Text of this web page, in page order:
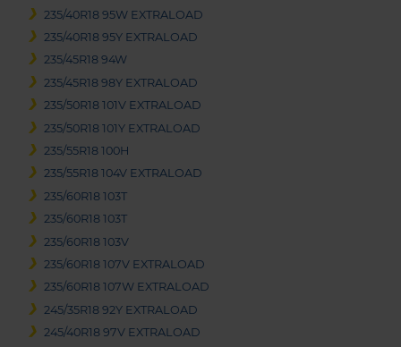
235/40R18 95W EXTRALOAD
235/40R18 95Y EXTRALOAD
235/45R18 94W
235/45R18 98Y EXTRALOAD
235/50R18 101V EXTRALOAD
235/50R18 101Y EXTRALOAD
235/55R18 100H
235/55R18 104V EXTRALOAD
235/60R18 103T
235/60R18 103T
235/60R18 103V
235/60R18 107V EXTRALOAD
235/60R18 107W EXTRALOAD
245/35R18 92Y EXTRALOAD
245/40R18 97V EXTRALOAD